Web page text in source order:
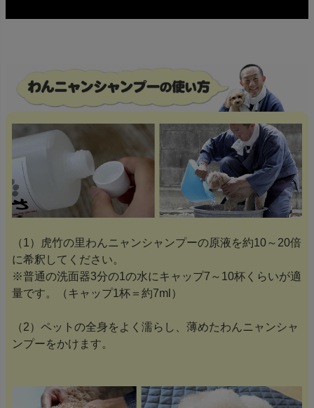
（1）虎竹の里わんニャンシャンプーの原液を約10～20倍
に希釈してください。
※普通の洗面器3分の1の水にキャップ7～10杯くらいが適
量です。（キャップ1杯＝約7ml）
（2）ペットの全身をよく濡らし、薄めたわんニャンシャ
ンプーをかけます。